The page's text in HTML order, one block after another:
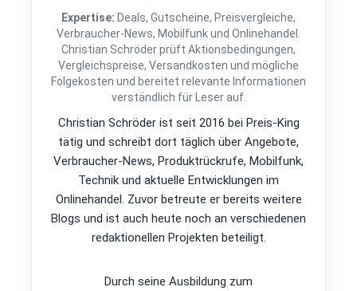
Expertise: Deals, Gutscheine, Preisvergleiche,
Verbraucher-News, Mobilfunk und Onlinehandel.
Christian Schröder prüft Aktionsbedingungen,
Vergleichspreise, Versandkosten und mögliche
Folgekosten und bereitet relevante Informationen
verständlich für Leser auf.
Christian Schröder ist seit 2016 bei Preis-King
tätig und schreibt dort täglich über Angebote,
Verbraucher-News, Produktrückrufe, Mobilfunk,
Technik und aktuelle Entwicklungen im
Onlinehandel. Zuvor betreute er bereits weitere
Blogs und ist auch heute noch an verschiedenen
redaktionellen Projekten beteiligt.
Durch seine Ausbildung zum